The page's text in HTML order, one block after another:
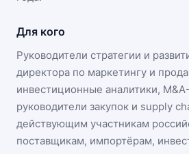
Для кого
Руководители стратегии и
директора по маркетингу и
инвестиционные аналитики,
руководители закупок и supply
действующим участникам
поставщикам, импортёрам,